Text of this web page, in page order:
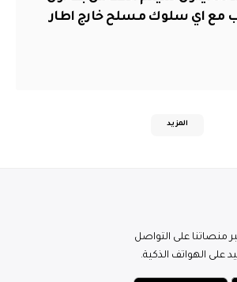
مع اي سلوك مسلح خارج اطار
المزيد
منصاتنا على التواصل
على الهواتف الذكية.